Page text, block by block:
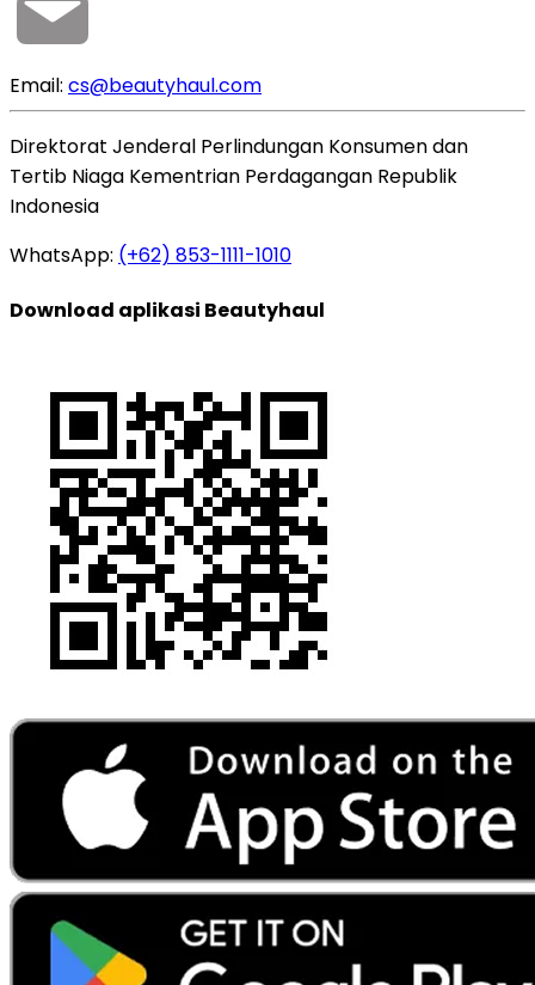
Email: cs@beautyhaul.com
Direktorat Jenderal Perlindungan Konsumen dan
Tertib Niaga Kementrian Perdagangan Republik
Indonesia
WhatsApp: (+62) 853-1111-1010
Download aplikasi Beautyhaul